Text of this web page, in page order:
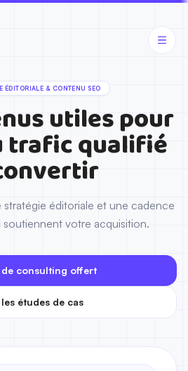
pour stratégie éditoriale & contenu
ÉDITORIALE & CONTENU SEO
utiles pour
trafic qualifié
éditoriale et une cadence
votre acquisition.
consulting offert
études de cas